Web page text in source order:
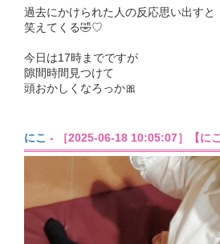
過去にかけられた人の反応思い出すと
笑えてくる🤣♡
今日は17時までですが
隙間時間見つけて
頭おかしくなろっか🎀
にこ - ［2025-06-18 10:05:07］【に